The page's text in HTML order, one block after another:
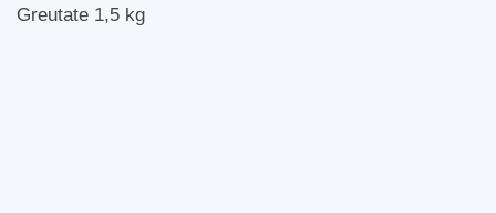
Greutate 1,5 kg